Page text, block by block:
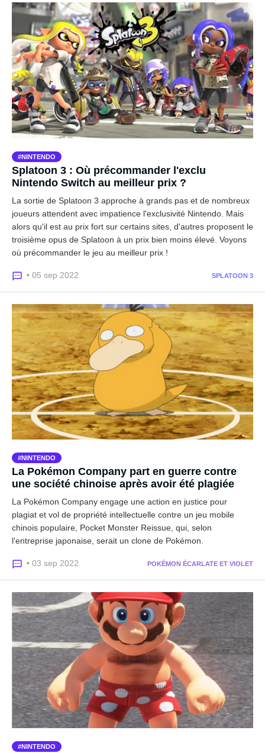
NINTENDO
Splatoon 3 : Où précommander l'exclu
Nintendo Switch au meilleur prix ?
La sortie de Splatoon 3 approche à grands pas et de nombreux
joueurs attendent avec impatience l'exclusivité Nintendo. Mais
alors qu'il est au prix fort sur certains sites, d'autres proposent le
troisième opus de Splatoon à un prix bien moins élevé. Voyons
où précommander le jeu au meilleur prix !
• 05 sep 2022 SPLATOON 3
NINTENDO
La Pokémon Company part en guerre contre
une société chinoise après avoir été plagiée
La Pokémon Company engage une action en justice pour
plagiat et vol de propriété intellectuelle contre un jeu mobile
chinois populaire, Pocket Monster Reissue, qui, selon
l'entreprise japonaise, serait un clone de Pokémon.
• 03 sep 2022 POKÉMON ÉCARLATE ET VIOLET
NINTENDO